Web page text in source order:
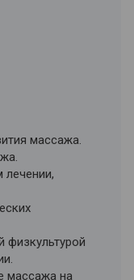
массажа.
физкультурой
массажа на